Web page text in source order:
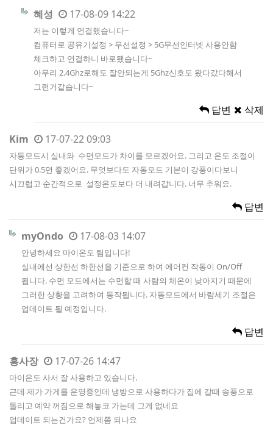
혜성 17-08-09 14:22
저는 이렇게 연결했습니다~
컴퓨터로 공유기설정 > 무선설정 > 5G무선인터넷 사용안함
체크하고 연결하니 바로됐습니다~
아무리 2.4Ghz로해도 잘안되는게 5Ghz신호도 왔다갔다해서
그런거같습니다~
답변 삭제
Kim 17-07-22 09:03
자동모드시 실내와 수면모드가 차이를 모르겠어요. 그리고 온도 조절이
단위가 0.5면 좋겠어요. 무엇보다도 자동모드 기본이 강풍이다보니
시끄럽고 순간적으로 설정온도보다 더 내려갑니다. 너무 추워요.
답변
myOndo 17-08-03 14:07
안녕하세요 마이온도 팀입니다!
실내에선 상한선 하한선을 기준으로 하여 에어컨 작동이 On/Off
됩니다. 수면 모드에서는 수면할 때 사람의 체온이 낮아지기 때문에
그러한 상황을 고려하여 동작됩니다. 자동모드에서 바람세기 조절은
업데이트 될 예정입니다.
답변
홍사장 17-07-26 14:47
마이온도 사서 잘 사용하고 있습니다.
근데 제가 가게를 운영중인데 냉방으로 사용하다가 집에 갈때 송풍으로
돌리고 예약 꺼짐으로 해놓코 가는데 그게 없네요
업데이트 되는건가요? 언제쯤 되나요